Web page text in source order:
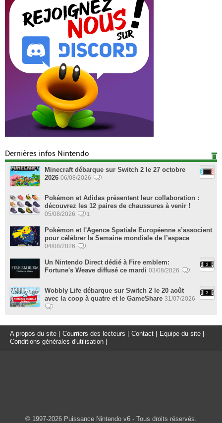
Dernières infos Nintendo
Minecraft débarque sur Switch 2 le 27 octobre
2026 06/08/2026
Pokémon et Adidas présentent leur collaboration :
découvrez les 12 paires de chaussures à venir !
05/08/2026 1
Pokémon et l'Agence Spatiale Européenne s’associent
pour célébrer la Semaine mondiale de l’espace
04/08/2026
Un Nintendo Direct dédié à Fire emblem:
Fortune's Weave diffusé ce mardi 03/08/2026
Wobbly Life débarque sur Switch 2 le 20 août
avec la coop à quatre et le GameShare 31/07/2026
A propos du site Courriers des lecteurs Contact Equipe du site
Conditions générales d'utilisation
© 1997-2026 Puissance Nintendo v6 - Tous droits réservés.